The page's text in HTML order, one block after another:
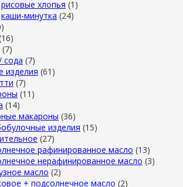
рисовые хлопья (1)
каши-минутка (24)
(7)
cода (7)
изделия (61)
(7)
(11)
(14)
макароны (36)
изделия (15)
(27)
рафинированное масло (13)
нерафинированное масло (3)
масло (2)
+ подсолнечное масло (2)